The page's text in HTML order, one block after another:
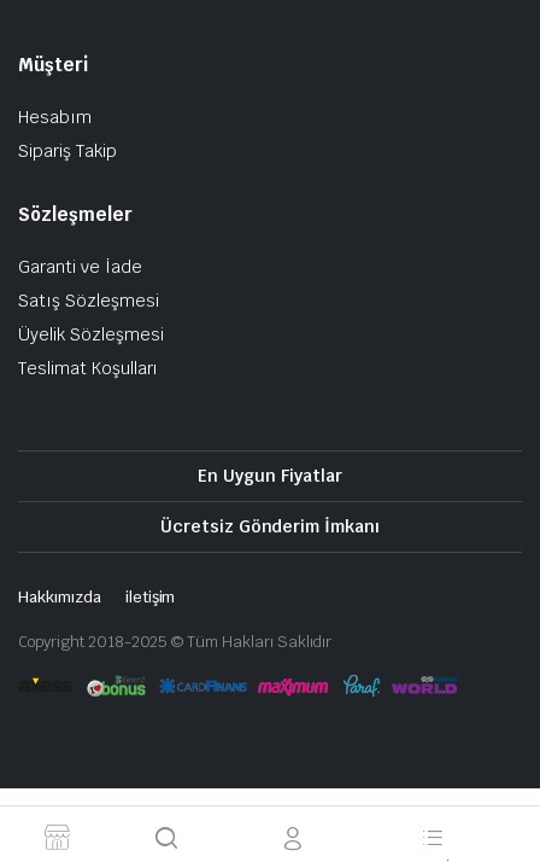
Müşteri
Hesabım
Sipariş Takip
Sözleşmeler
Garanti ve İade
Satış Sözleşmesi
Üyelik Sözleşmesi
Teslimat Koşulları
En Uygun Fiyatlar
Ücretsiz Gönderim İmkanı
Hakkımızda iletişim
Copyright 2018-2025 © Tüm Hakları Saklıdır